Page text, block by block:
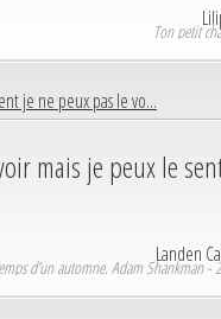
Ton petit
je ne peux pas le vo...
mais je peux le
Landen
d’un automne. Adam Shankman -